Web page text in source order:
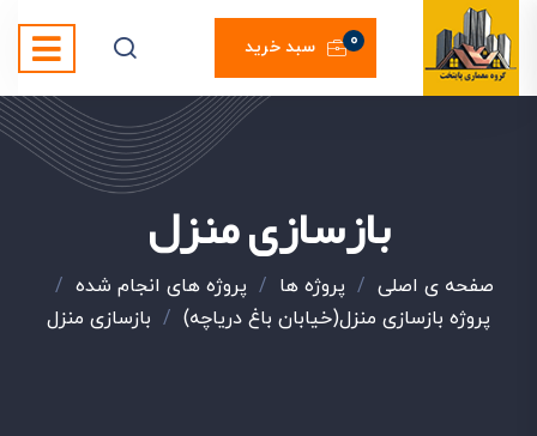
سبد خرید 0
بازسازی منزل
صفحه ی اصلی / پروژه ها / پروژه های انجام شده /
پروژه بازسازی منزل(خیابان باغ دریاچه) / بازسازی منزل